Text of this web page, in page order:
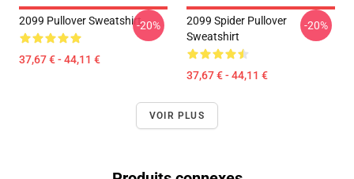
2099 Pullover Sweatshirt
37,67 € - 44,11 €
-20%
2099 Spider Pullover
Sweatshirt
37,67 € - 44,11 €
-20%
VOIR PLUS